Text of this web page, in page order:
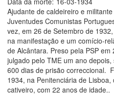
Ajudante de caldeireiro e
Juventudes Comunistas
vez, em 26 de Setembro de
na manifestação e um comício-
de Alcântara. Preso pela PSP
julgado pelo TME um ano
600 dias de prisão correccional.
1934, na Penitenciária de
cativeiro, com 22 anos de idade..